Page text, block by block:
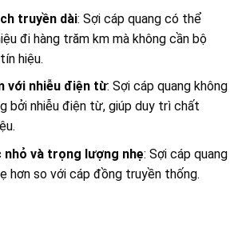
truyền dài: Sợi cáp quang có thể
đi hàng trăm km mà không cần bộ
hiệu.
với nhiễu điện từ: Sợi cáp quang không
bởi nhiễu điện từ, giúp duy trì chất
nhỏ và trọng lượng nhẹ: Sợi cáp quang
hơn so với cáp đồng truyền thống.